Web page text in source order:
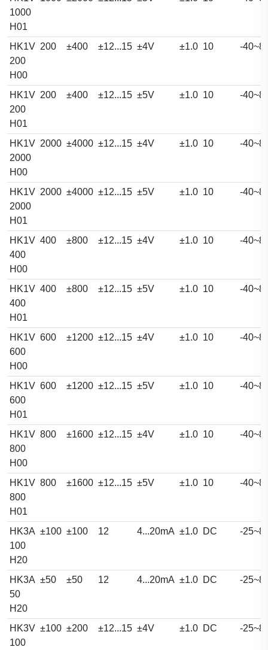
1000
H01
HK1V
200
H00
200 ±400 ±12...15 ±4V ±1.0 10 -
HK1V
200
H01
200 ±400 ±12...15 ±5V ±1.0 10 -
HK1V
2000
H00
2000 ±4000 ±12...15 ±4V ±1.0 10 -
HK1V
2000
H01
2000 ±4000 ±12...15 ±5V ±1.0 10 -
HK1V
400
H00
400 ±800 ±12...15 ±4V ±1.0 10 -
HK1V
400
H01
400 ±800 ±12...15 ±5V ±1.0 10 -
HK1V
600
H00
600 ±1200 ±12...15 ±4V ±1.0 10 -
HK1V
600
H01
600 ±1200 ±12...15 ±5V ±1.0 10 -
HK1V
800
H00
800 ±1600 ±12...15 ±4V ±1.0 10 -
HK1V
800
H01
800 ±1600 ±12...15 ±5V ±1.0 10 -
HK3A
100
H20
±100 ±100 12 4...20mA ±1.0 DC -
HK3A
50
H20
±50 ±50 12 4...20mA ±1.0 DC -
HK3V
100
±100 ±200 ±12...15 ±4V ±1.0 DC -